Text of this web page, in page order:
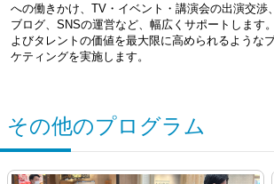
への働きかけ、TV・イベント・講演会の出演交渉
ブログ、SNSの運営など、幅広くサポートします
よびタレントの価値を最大限に高められるような
ケティングを実施します。
その他のプログラム